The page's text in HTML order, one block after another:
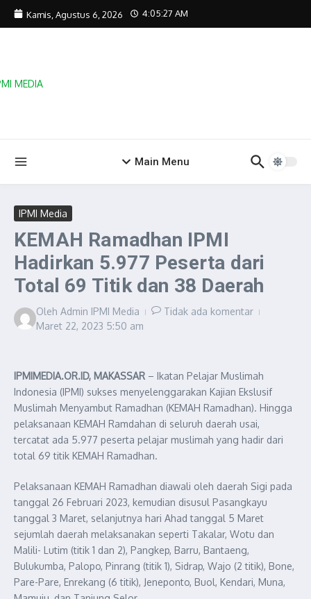
Lewati ke konten
Kamis, Agustus 6, 2026 4:05:27 AM
Main Menu
IPMI Media
KEMAH Ramadhan IPMI
Hadirkan 5.977 Peserta dari
Total 69 Titik dan 38 Daerah
Oleh Admin IPMI Media
Tidak ada komentar
Maret 22, 2023 5:50 am
IPMIMEDIA.OR.ID, MAKASSAR – Ikatan Pelajar Muslimah
Indonesia (IPMI) sukses menyelenggarakan Kajian Ekslusif
Muslimah Menyambut Ramadhan (KEMAH Ramadhan). Hingga
pelaksanaan KEMAH Ramdahan di seluruh daerah usai,
tercatat ada 5.977 peserta pelajar muslimah yang hadir dari
total 69 titik KEMAH Ramadhan.
Pelaksanaan KEMAH Ramadhan diawali oleh daerah Sigi pada
tanggal 26 Februari 2023, kemudian disusul Pasangkayu
tanggal 3 Maret, selanjutnya hari Ahad tanggal 5 Maret
sejumlah daerah melaksanakan seperti Takalar, Wotu dan
Malili- Lutim (titik 1 dan 2), Pangkep, Barru, Bantaeng,
Bulukumba, Palopo, Pinrang (titik 1), Sidrap, Wajo (2 titik), Bone,
Pare-Pare, Enrekang (6 titik), Jeneponto, Buol, Kendari, Muna,